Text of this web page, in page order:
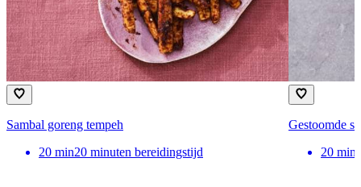
Sambal goreng tempeh
20 min20 minuten bereidingstijd
Gestoomde
20 min